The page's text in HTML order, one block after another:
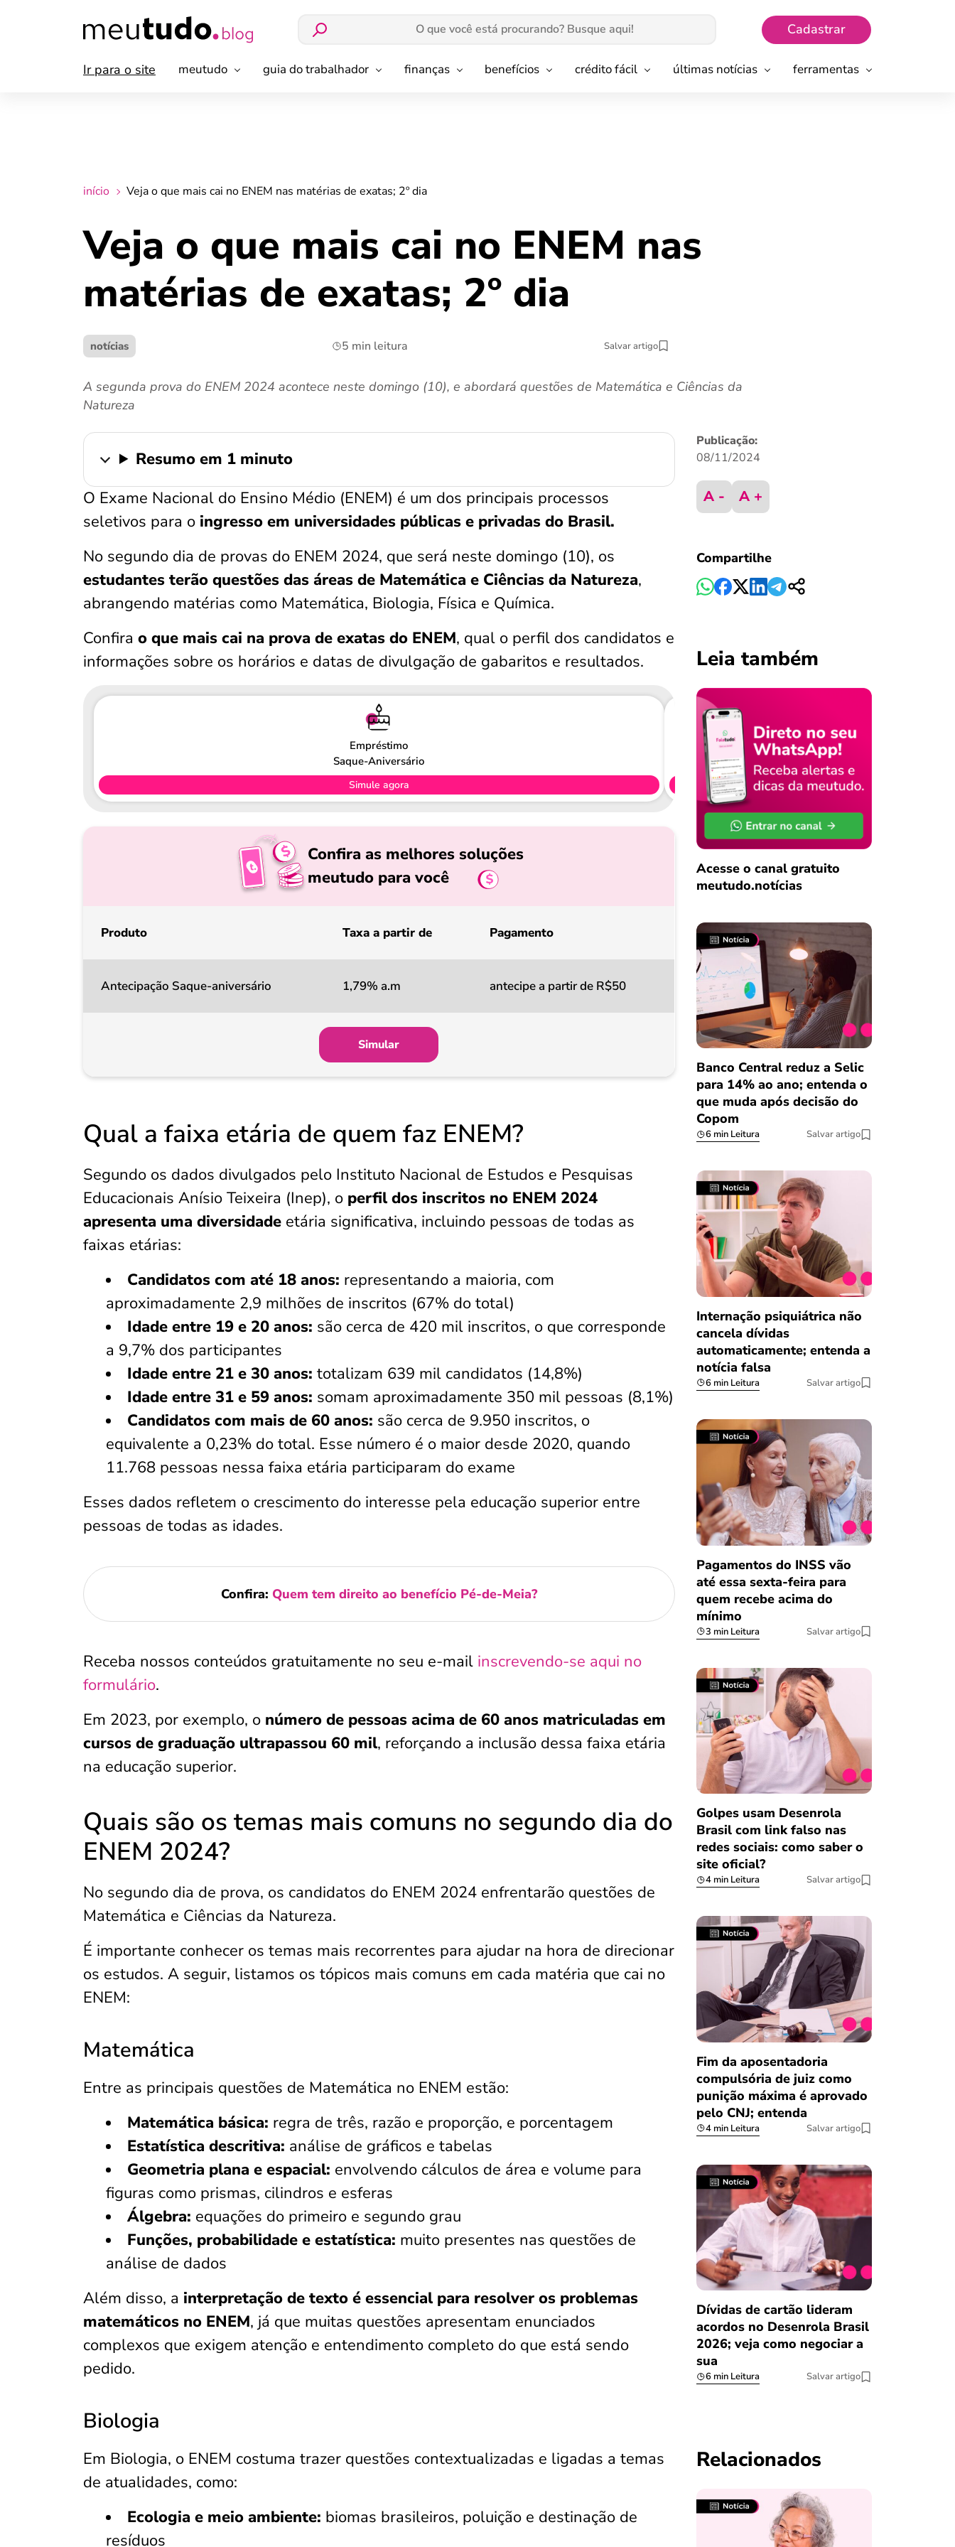
Cadastrar
Ir para o site meutudo guia do trabalhador finanças benefícios crédito fácil últimas notícias ferramentas
início Veja o que mais cai no ENEM nas matérias de exatas; 2º dia
Veja o que mais cai no ENEM nas
matérias de exatas; 2º dia
notícias 5 min leitura Salvar artigo
A segunda prova do ENEM 2024 acontece neste domingo (10), e abordará questões de Matemática e Ciências da
Natureza
Resumo em 1 minuto
O Exame Nacional do Ensino Médio (ENEM) é um dos principais processos
seletivos para o ingresso em universidades públicas e privadas do Brasil.
No segundo dia de provas do ENEM 2024, que será neste domingo (10), os
estudantes terão questões das áreas de Matemática e Ciências da Natureza,
abrangendo matérias como Matemática, Biologia, Física e Química.
Confira o que mais cai na prova de exatas do ENEM, qual o perfil dos candidatos e
informações sobre os horários e datas de divulgação de gabaritos e resultados.
Empréstimo
Saque-Aniversário
Simule agora
Confira as melhores soluções
meutudo para você
Produto Taxa a partir de Pagamento
Antecipação Saque-aniversário 1,79% a.m antecipe a partir de R$50
Simular
Qual a faixa etária de quem faz ENEM?
Segundo os dados divulgados pelo Instituto Nacional de Estudos e Pesquisas
Educacionais Anísio Teixeira (Inep), o perfil dos inscritos no ENEM 2024
apresenta uma diversidade etária significativa, incluindo pessoas de todas as
faixas etárias:
Candidatos com até 18 anos: representando a maioria, com
aproximadamente 2,9 milhões de inscritos (67% do total)
Idade entre 19 e 20 anos: são cerca de 420 mil inscritos, o que corresponde
a 9,7% dos participantes
Idade entre 21 e 30 anos: totalizam 639 mil candidatos (14,8%)
Idade entre 31 e 59 anos: somam aproximadamente 350 mil pessoas (8,1%)
Candidatos com mais de 60 anos: são cerca de 9.950 inscritos, o
equivalente a 0,23% do total. Esse número é o maior desde 2020, quando
11.768 pessoas nessa faixa etária participaram do exame
Esses dados refletem o crescimento do interesse pela educação superior entre
pessoas de todas as idades.
Confira: Quem tem direito ao benefício Pé-de-Meia?
Receba nossos conteúdos gratuitamente no seu e-mail inscrevendo-se aqui no
formulário.
Em 2023, por exemplo, o número de pessoas acima de 60 anos matriculadas em
cursos de graduação ultrapassou 60 mil, reforçando a inclusão dessa faixa etária
na educação superior.
Quais são os temas mais comuns no segundo dia do
ENEM 2024?
No segundo dia de prova, os candidatos do ENEM 2024 enfrentarão questões de
Matemática e Ciências da Natureza.
É importante conhecer os temas mais recorrentes para ajudar na hora de direcionar
os estudos. A seguir, listamos os tópicos mais comuns em cada matéria que cai no
ENEM:
Matemática
Entre as principais questões de Matemática no ENEM estão:
Matemática básica: regra de três, razão e proporção, e porcentagem
Estatística descritiva: análise de gráficos e tabelas
Geometria plana e espacial: envolvendo cálculos de área e volume para
figuras como prismas, cilindros e esferas
Álgebra: equações do primeiro e segundo grau
Funções, probabilidade e estatística: muito presentes nas questões de
análise de dados
Além disso, a interpretação de texto é essencial para resolver os problemas
matemáticos no ENEM, já que muitas questões apresentam enunciados
complexos que exigem atenção e entendimento completo do que está sendo
pedido.
Biologia
Em Biologia, o ENEM costuma trazer questões contextualizadas e ligadas a temas
de atualidades, como:
Ecologia e meio ambiente: biomas brasileiros, poluição e destinação de
resíduos
Publicação:
08/11/2024
A - A +
Compartilhe
Leia também
Acesse o canal gratuito
meutudo.notícias
Banco Central reduz a Selic
para 14% ao ano; entenda o
que muda após decisão do
Copom
6 min Leitura Salvar artigo
Internação psiquiátrica não
cancela dívidas
automaticamente; entenda a
notícia falsa
6 min Leitura Salvar artigo
Pagamentos do INSS vão
até essa sexta-feira para
quem recebe acima do
mínimo
3 min Leitura Salvar artigo
Golpes usam Desenrola
Brasil com link falso nas
redes sociais: como saber o
site oficial?
4 min Leitura Salvar artigo
Fim da aposentadoria
compulsória de juiz como
punição máxima é aprovado
pelo CNJ; entenda
4 min Leitura Salvar artigo
Dívidas de cartão lideram
acordos no Desenrola Brasil
2026; veja como negociar a
sua
6 min Leitura Salvar artigo
Relacionados